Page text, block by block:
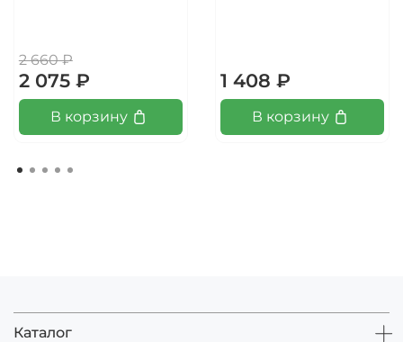
2 660 ₽
2 075 ₽
В корзину
1 408 ₽
В корзину
Каталог